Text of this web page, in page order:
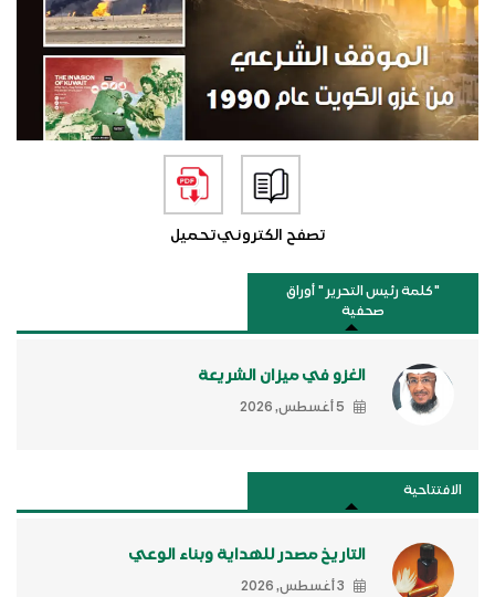
تصفح الكترونيتحميل
"كلمة رئيس التحرير " أوراق
صحفية
الغزو في ميزان الشريعة
5 أغسطس, 2026
الافتتاحية
التاريخ مصدر للهداية وبناء الوعي
3 أغسطس, 2026